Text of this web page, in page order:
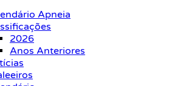
Apneia
2026
Anos Anteriores